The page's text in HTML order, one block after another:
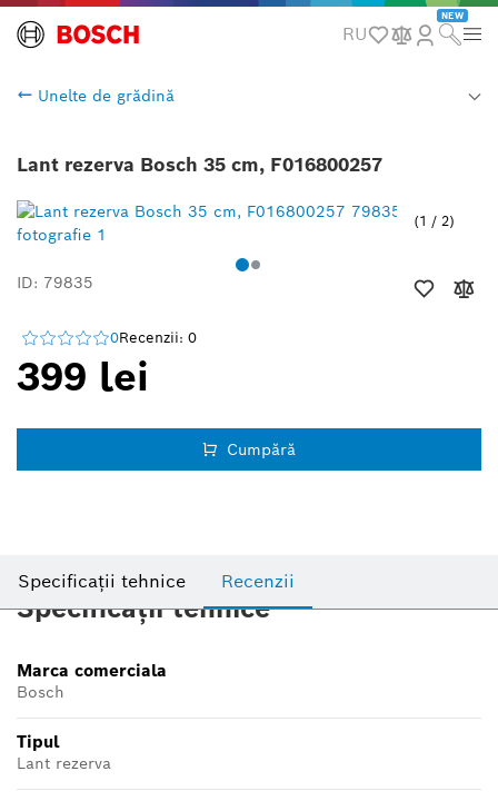
RU
NEW
Unelte de grădină
Lant rezerva Bosch 35 cm, F016800257
1 / 2
ID: 79835
0Recenzii: 0
399 lei
Cumpără
Specificații tehnice Recenzii
Specificații tehnice
Marca comerciala
Bosch
Tipul
Lant rezerva